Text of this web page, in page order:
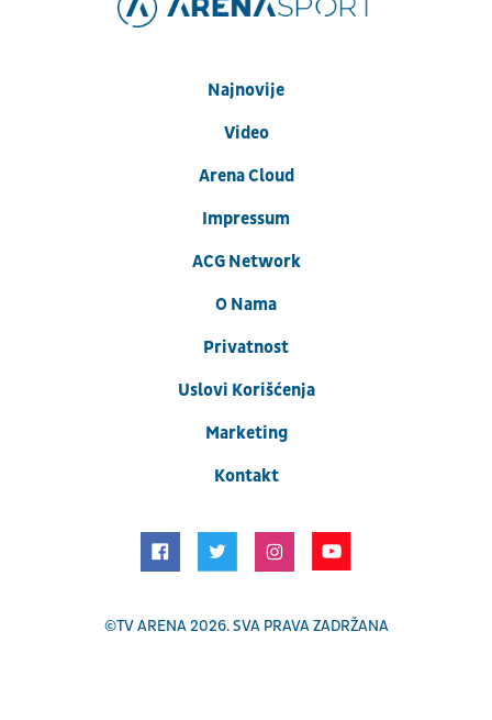
Najnovije
Video
Arena Cloud
Impressum
ACG Network
O Nama
Privatnost
Uslovi Korišćenja
Marketing
Kontakt
©TV ARENA2026. SVA PRAVA ZADRŽANA